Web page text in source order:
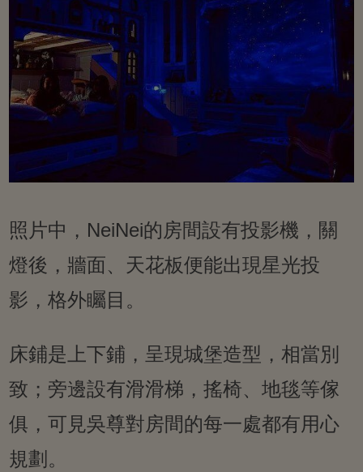
照片中，NeiNei的房間設有投影機，關
燈後，牆面、天花板便能出現星光投
影，格外矚目。
床鋪是上下鋪，呈現城堡造型，相當別
致；旁邊設有滑滑梯，搖椅、地毯等傢
俱，可見吳尊對房間的每一處都有用心
規劃。